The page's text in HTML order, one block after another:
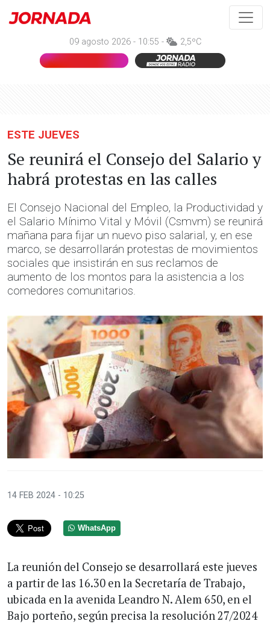
09 agosto 2026 - 10:55 - 2,5ºC
ESTE JUEVES
Se reunirá el Consejo del Salario y
habrá protestas en las calles
El Consejo Nacional del Empleo, la Productividad y
el Salario Mínimo Vital y Móvil (Csmvm) se reunirá
mañana para fijar un nuevo piso salarial, y, en ese
marco, se desarrollarán protestas de movimientos
sociales que insistirán en sus reclamos de
aumento de los montos para la asistencia a los
comedores comunitarios.
14 FEB 2024 - 10:25
WhatsApp
La reunión del Consejo se desarrollará este jueves
a partir de las 16.30 en la Secretaría de Trabajo,
ubicada en la avenida Leandro N. Alem 650, en el
Bajo porteño, según precisa la resolución 27/2024